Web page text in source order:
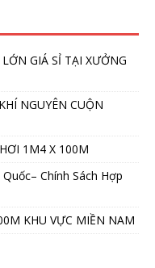
GIÁ SỈ TẠI XƯỞNG
NGUYÊN CUỘN
1M4 X 100M
Chính Sách Hợp
KHU VỰC MIỀN NAM